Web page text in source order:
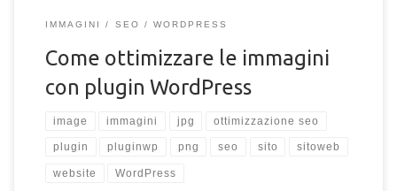
IMMAGINI SEO WORDPRESS
Come ottimizzare le immagini
con plugin WordPress
image immagini jpg ottimizzazione seo
plugin pluginwp png seo sito sitoweb
website WordPress